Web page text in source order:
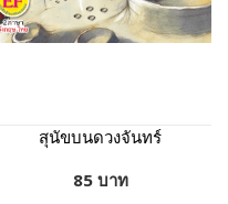
สุนัขบนดวงจันทร์
85 บาท